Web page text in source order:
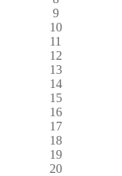
9
10
11
12
13
14
15
16
17
18
19
20